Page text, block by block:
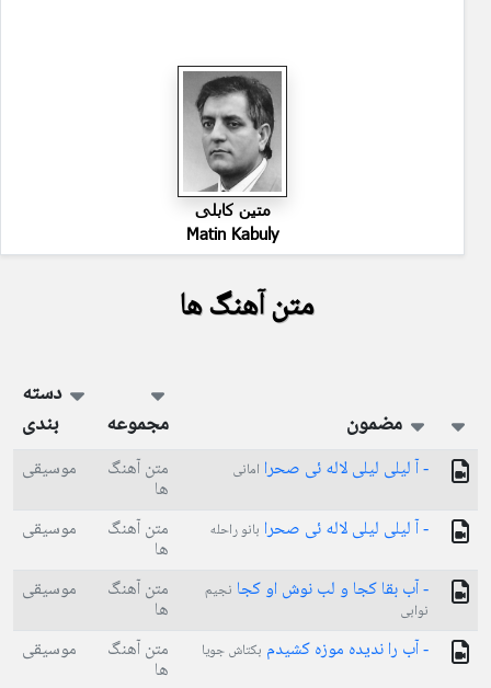
متین کابلی
Matin Kabuly
متن آهنگ ها
مضمون مجموعه
دسته
بندی
- آ لیلی لیلی لاله ئی صحرا امانی متن آهنگ
ها
موسیقی
- آ لیلی لیلی لاله ئی صحرا بانو راحله متن آهنگ
ها
موسیقی
- آب بقا کجا و لب نوش او کجا نجیم
نوابی
متن آهنگ
ها
موسیقی
- آب را ندیده موزه کشیدم بکتاش جویا متن آهنگ
ها
موسیقی